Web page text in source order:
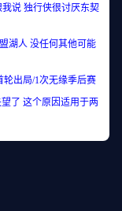
说 独行侠很讨厌东契
人 没任何其他可能
出局/1次无缘季后赛
了 这个原因适用于两